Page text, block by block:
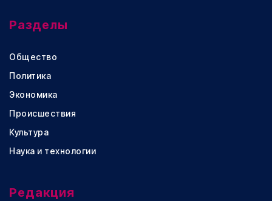
Разделы
Общество
Политика
Экономика
Происшествия
Культура
Наука и технологии
Редакция